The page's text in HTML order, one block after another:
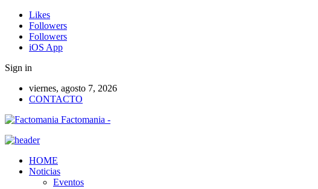
Likes
Followers
Followers
iOS App
Sign in
viernes, agosto 7, 2026
CONTACTO
Factomania -
HOME
Noticias
Eventos